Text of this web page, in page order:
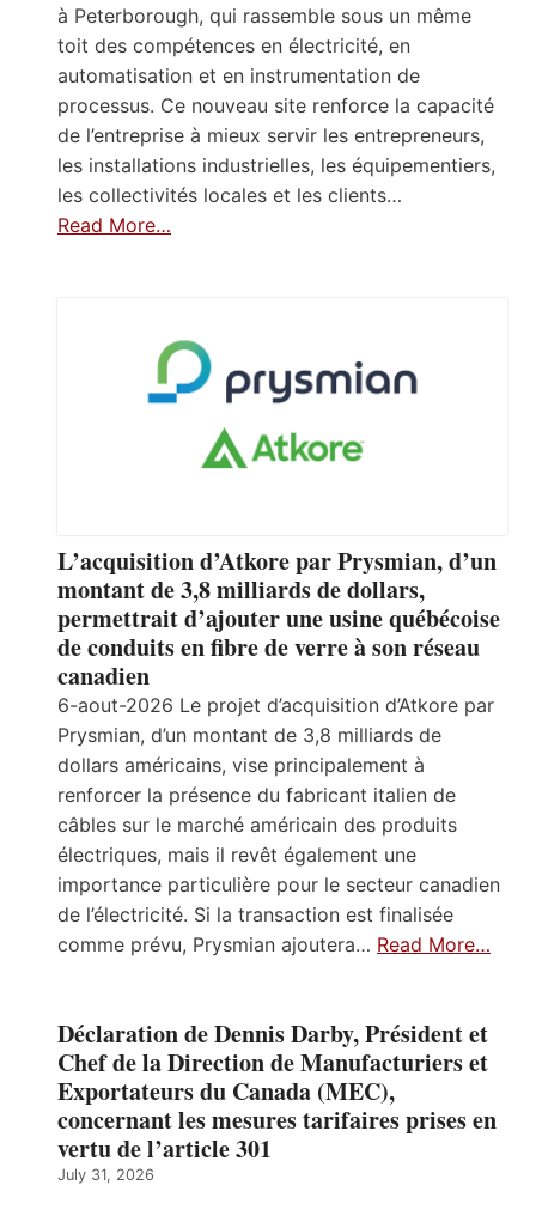
à Peterborough, qui rassemble sous un même
toit des compétences en électricité, en
automatisation et en instrumentation de
processus. Ce nouveau site renforce la capacité
de l’entreprise à mieux servir les entrepreneurs,
les installations industrielles, les équipementiers,
les collectivités locales et les clients…
Read More…
L’acquisition d’Atkore par Prysmian, d’un
montant de 3,8 milliards de dollars,
permettrait d’ajouter une usine québécoise
de conduits en fibre de verre à son réseau
canadien
6-aout-2026 Le projet d’acquisition d’Atkore par
Prysmian, d’un montant de 3,8 milliards de
dollars américains, vise principalement à
renforcer la présence du fabricant italien de
câbles sur le marché américain des produits
électriques, mais il revêt également une
importance particulière pour le secteur canadien
de l’électricité. Si la transaction est finalisée
comme prévu, Prysmian ajoutera… Read More…
Déclaration de Dennis Darby, Président et
Chef de la Direction de Manufacturiers et
Exportateurs du Canada (MEC),
concernant les mesures tarifaires prises en
vertu de l’article 301
July 31, 2026